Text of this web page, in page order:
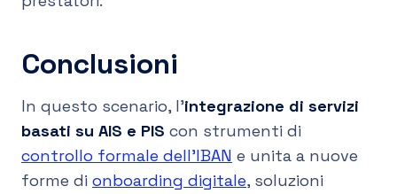
Conclusioni
In questo scenario, l’integrazione di servizi
basati su AIS e PIS con strumenti di
controllo formale dell’IBAN e unita a nuove
forme di onboarding digitale, soluzioni